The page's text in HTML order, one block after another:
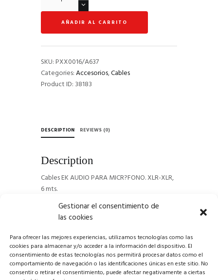
Gestionar el consentimiento de
las cookies
Para ofrecer las mejores experiencias, utilizamos tecnologías como las
cookies para almacenar y/o acceder a la información del dispositivo. El
consentimiento de estas tecnologías nos permitirá procesar datos como el
comportamiento de navegación o las identificaciones únicas en este sitio. No
consentir o retirar el consentimiento, puede afectar negativamente a ciertas
AUDIO
XLR-
XLR,
6
mts.
AÑADIR AL CARRITO
SKU:PXX0016/A637
Categories:Accesorios,Cables
Product ID: 38183
DESCRIPTION REVIEWS (0)
Description
Cables EK AUDIO PARA MICR?FONO. XLR-XLR,
6 mts.